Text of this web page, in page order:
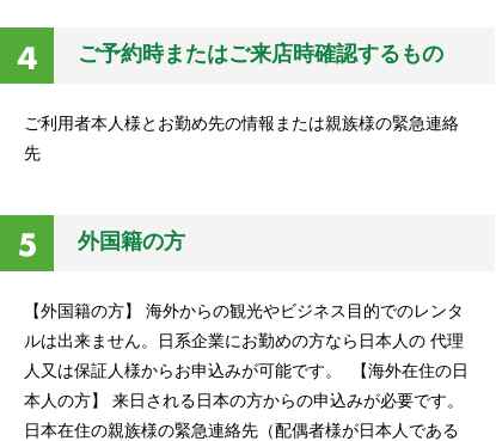
ご予約時またはご来店時確認するもの
ご利用者本人様とお勤め先の情報または親族様の緊急連絡
先
外国籍の方
【外国籍の方】 海外からの観光やビジネス目的でのレンタ
ルは出来ません。日系企業にお勤めの方なら日本人の 代理
人又は保証人様からお申込みが可能です。 【海外在住の日
本人の方】 来日される日本の方からの申込みが必要です。
日本在住の親族様の緊急連絡先（配偶者様が日本人である